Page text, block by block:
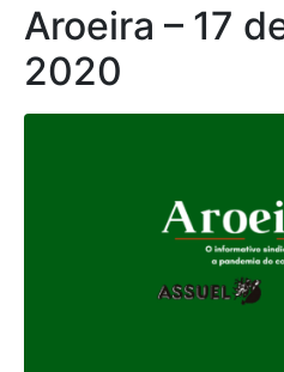
Aroeira – 17
2020